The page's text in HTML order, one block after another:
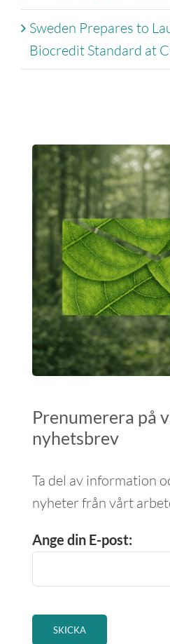
Sweden Prepares to
Biocredit Standard at
Prenumerera på
nyhetsbrev
Ta del av information
nyheter från vårt
Ange din E-post: